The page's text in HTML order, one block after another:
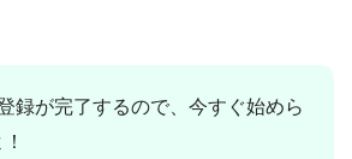
録が完了するので、今すぐ始めら